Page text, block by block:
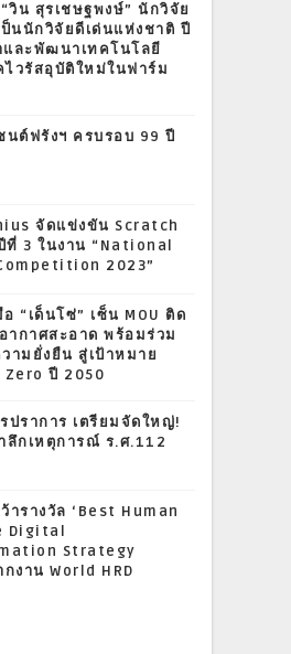
วิน สุรเชษฐพงษ์” นักวิจัย
ป็นนักวิจัยดีเด่นแห่งชาติ ปี
ละพัฒนาเทคโนโลยี
ไวรัสอุบัติใหม่ในฟาร์ม
นต์ฟรังฯ ครบรอบ 99 ปี
จัดแข่งขัน Scratch
ที่ 3 ในงาน “National
2023”
“เด็นโซ่” เซ็น MOU ติด
ากาศสะอาด พร้อมร่วม
ามยั่งยืน สู่เป้าหมาย
Zero ปี 2050
ปราการ เตรียมจัดใหญ่!
ลึกเหตุการณ์ ร.ศ.112
ารางวัล ‘Best Human
Digital
Strategy
กงาน World HRD